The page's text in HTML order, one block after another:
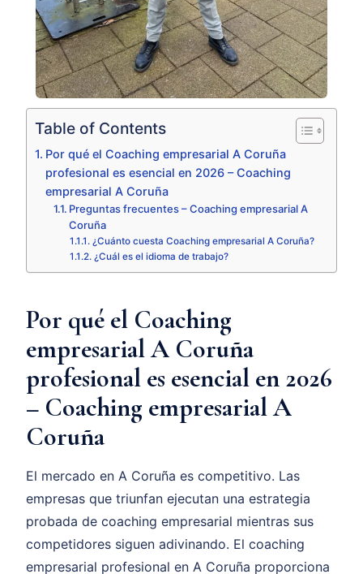
Table of Contents
Por qué el Coaching empresarial A Coruña
profesional es esencial en 2026 – Coaching
empresarial A Coruña
Preguntas frecuentes – Coaching empresarial A
Coruña
¿Cuánto cuesta Coaching empresarial A Coruña?
¿Cuál es el idioma de trabajo?
Por qué el Coaching
empresarial A Coruña
profesional es esencial en 2026
– Coaching empresarial A
Coruña
El mercado en A Coruña es competitivo. Las
empresas que triunfan ejecutan una estrategia
probada de coaching empresarial mientras sus
competidores siguen adivinando. El coaching
empresarial profesional en A Coruña proporciona